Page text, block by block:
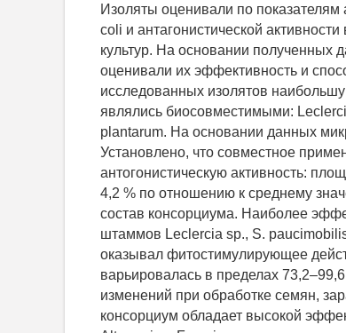
Изоляты оценивали по
coli и антагонистической
культур. На основании полученных
оценивали их эффективность и
исследованных изолятов
являлись биосовместимыми:
plantarum. На основании данных
Установлено, что совместное
антогонистическую активность:
4,2 % по отношению к среднему
состав консорциума. Наиболее
штаммов Leclercia sp., S.
оказывал фитостимулирующее
варьировалась в пределах
изменений при обработке семян,
консорциум обладает высокой